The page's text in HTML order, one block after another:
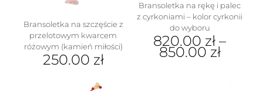
Bransoletka na szczęście z
przelotowym kwarcem
różowym (kamień miłości)
250.00 zł
produkt
Bransoletka na rękę i palec
z cyrkoniami – kolor cyrkonii
do wyboru
820.00 zł –
850.00 zł